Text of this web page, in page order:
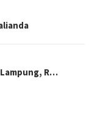
Lampung, R…